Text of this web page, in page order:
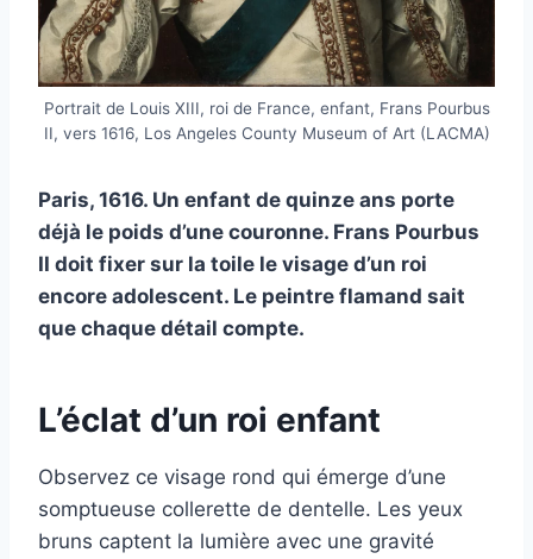
Portrait de Louis XIII, roi de France, enfant, Frans Pourbus
II, vers 1616, Los Angeles County Museum of Art (LACMA)
Paris, 1616. Un enfant de quinze ans porte
déjà le poids d’une couronne. Frans Pourbus
II doit fixer sur la toile le visage d’un roi
encore adolescent. Le peintre flamand sait
que chaque détail compte.
L’éclat d’un roi enfant
Observez ce visage rond qui émerge d’une
somptueuse collerette de dentelle. Les yeux
bruns captent la lumière avec une gravité